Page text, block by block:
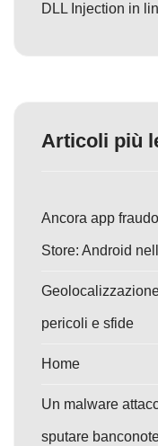
DLL Injection in
Articoli più
Ancora app
Store: Android
pericoli e sfide
Home
Un malware
sputare